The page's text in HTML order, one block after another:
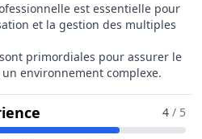
est essentielle pour
et la gestion des multiples
primordiales pour assurer le
environnement complexe.
Pour Le Métier De
4 / 5